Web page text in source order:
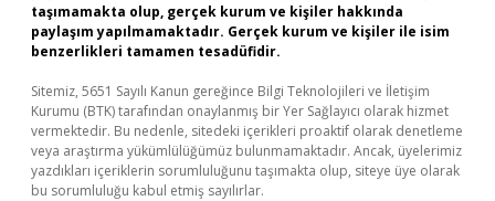
taşımamakta olup, gerçek kurum ve kişiler hakkında
paylaşım yapılmamaktadır. Gerçek kurum ve kişiler ile isim
benzerlikleri tamamen tesadüfidir.
Sitemiz, 5651 Sayılı Kanun gereğince Bilgi Teknolojileri ve İletişim
Kurumu (BTK) tarafından onaylanmış bir Yer Sağlayıcı olarak hizmet
vermektedir. Bu nedenle, sitedeki içerikleri proaktif olarak denetleme
veya araştırma yükümlülüğümüz bulunmamaktadır. Ancak, üyelerimiz
yazdıkları içeriklerin sorumluluğunu taşımakta olup, siteye üye olarak
bu sorumluluğu kabul etmiş sayılırlar.